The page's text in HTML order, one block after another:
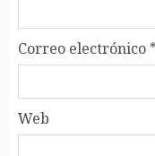
Correo electrónico *
Web